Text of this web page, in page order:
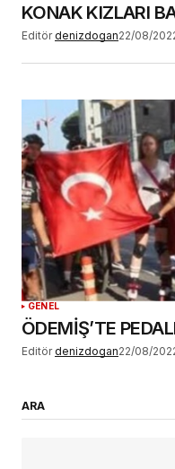
KONAK KIZLARI
Editör denizdogan22/08/
GENEL
ÖDEMİŞ’TE
Editör denizdogan22/08/
ARA